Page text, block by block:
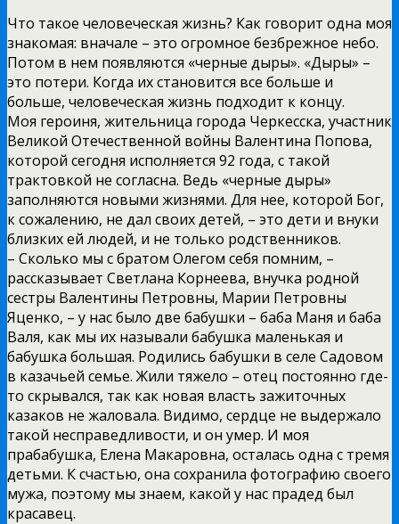
Что такое человеческая жизнь? Как говорит одна моя
знакомая: вначале – это огромное безбрежное небо.
Потом в нем появляются «черные дыры». «Дыры» –
это потери. Когда их становится все больше и
больше, человеческая жизнь подходит к концу.
Моя героиня, жительница города Черкесска, участник
Великой Отечественной войны Валентина Попова,
которой сегодня исполняется 92 года, с такой
трактовкой не согласна. Ведь «черные дыры»
заполняются новыми жизнями. Для нее, которой Бог,
к сожалению, не дал своих детей, – это дети и внуки
близких ей людей, и не только родственников.
– Сколько мы с братом Олегом себя помним, –
рассказывает Светлана Корнеева, внучка родной
сестры Валентины Петровны, Марии Петровны
Яценко, – у нас было две бабушки – баба Маня и баба
Валя, как мы их называли бабушка маленькая и
бабушка большая. Родились бабушки в селе Садовом
в казачьей семье. Жили тяжело – отец постоянно где-
то скрывался, так как новая власть зажиточных
казаков не жаловала. Видимо, сердце не выдержало
такой несправедливости, и он умер. И моя
прабабушка, Елена Макаровна, осталась одна с тремя
детьми. К счастью, она сохранила фотографию своего
мужа, поэтому мы знаем, какой у нас прадед был
красавец.